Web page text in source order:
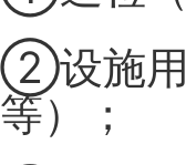
②设施用
等）；